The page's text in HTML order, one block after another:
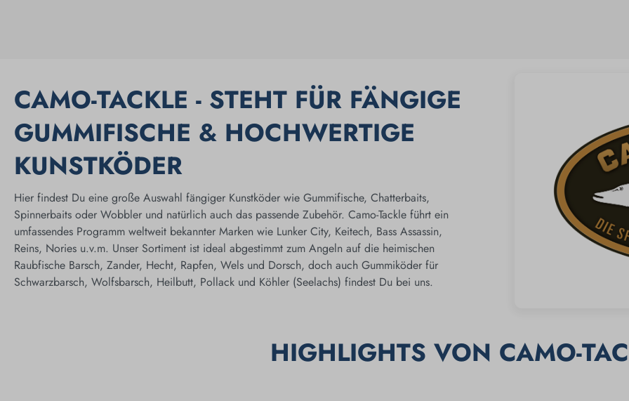
CAMO-TACKLE - STEHT FÜR FÄNGIGE
GUMMIFISCHE & HOCHWERTIGE
KUNSTKÖDER
Hier findest Du eine große Auswahl fängiger Kunstköder wie Gummifische, Chatterbaits,
Spinnerbaits oder Wobbler und natürlich auch das passende Zubehör. Camo-Tackle führt ein
umfassendes Programm weltweit bekannter Marken wie Lunker City, Keitech, Bass Assassin,
Reins, Nories u.v.m. Unser Sortiment ist ideal abgestimmt zum Angeln auf die heimischen
Raubfische Barsch, Zander, Hecht, Rapfen, Wels und Dorsch, doch auch Gummiköder für
Schwarzbarsch, Wolfsbarsch, Heilbutt, Pollack und Köhler (Seelachs) findest Du bei uns.
HIGHLIGHTS VON CAMO-